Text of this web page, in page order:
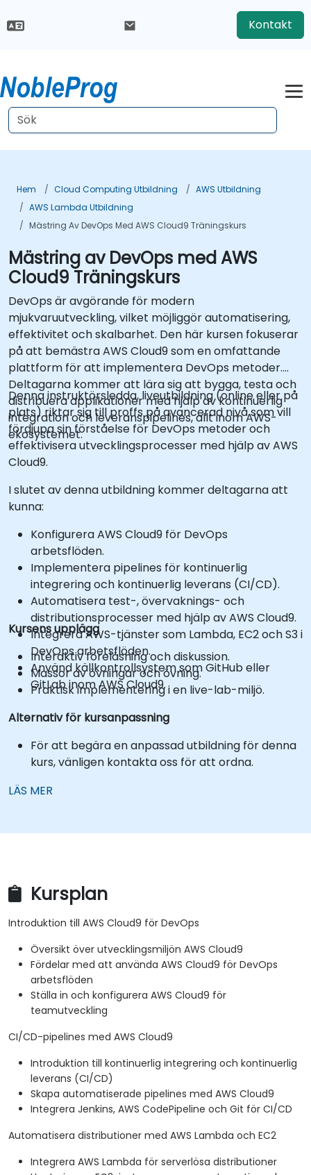
Kontakt
Hem Cloud Computing Utbildning
AWS Utbildning
AWS Lambda Utbildning
Mästring Av DevOps Med AWS Cloud9 Träningskurs
Mästring av DevOps med AWS
Cloud9 Träningskurs
DevOps är avgörande för modern
mjukvaruutveckling, vilket möjliggör automatisering,
effektivitet och skalbarhet. Den här kursen fokuserar
på att bemästra AWS Cloud9 som en omfattande
plattform för att implementera DevOps metoder.
Deltagarna kommer att lära sig att bygga, testa och
distribuera applikationer med hjälp av kontinuerlig
integration och leveranspipelines, allt inom AWS-
ekosystemet.
Denna instruktörsledda, liveutbildning (online eller på
plats) riktar sig till proffs på avancerad nivå som vill
fördjupa sin förståelse för DevOps metoder och
effektivisera utvecklingsprocesser med hjälp av AWS
Cloud9.
I slutet av denna utbildning kommer deltagarna att
kunna:
Konfigurera AWS Cloud9 för DevOps
arbetsflöden.
Implementera pipelines för kontinuerlig
integrering och kontinuerlig leverans (CI/CD).
Automatisera test-, övervaknings- och
distributionsprocesser med hjälp av AWS Cloud9.
Integrera AWS-tjänster som Lambda, EC2 och S3 i
DevOps arbetsflöden.
Använd källkontrollsystem som GitHub eller
GitLab inom AWS Cloud9.
Kursens upplägg
Interaktiv föreläsning och diskussion.
Massor av övningar och övning.
Praktisk implementering i en live-lab-miljö.
Alternativ för kursanpassning
För att begära en anpassad utbildning för denna
kurs, vänligen kontakta oss för att ordna.
LÄS MER
Kursplan
Introduktion till AWS Cloud9 för DevOps
Översikt över utvecklingsmiljön AWS Cloud9
Fördelar med att använda AWS Cloud9 för DevOps
arbetsflöden
Ställa in och konfigurera AWS Cloud9 för
teamutveckling
CI/CD-pipelines med AWS Cloud9
Introduktion till kontinuerlig integrering och kontinuerlig
leverans (CI/CD)
Skapa automatiserade pipelines med AWS Cloud9
Integrera Jenkins, AWS CodePipeline och Git för CI/CD
Automatisera distributioner med AWS Lambda och EC2
Integrera AWS Lambda för serverlösa distributioner